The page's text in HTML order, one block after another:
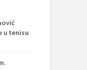
u tenisu